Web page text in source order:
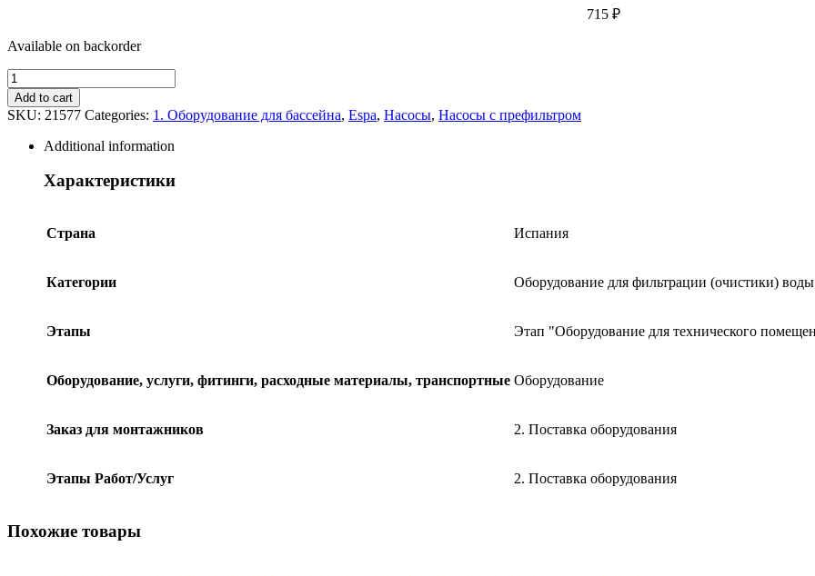
715₽
Available on backorder
Насос
с
префильтром
Espa
SILEN
(11.5м3/
0.9кВт)
Add to cart
SKU: 21577 Categories: 1. Оборудование для бассейна, Espa, Насосы, Насосы с префильтром
Additional information
Характеристики
Страна Испания
Категории Оборудование для фильтрации (очистики) воды
Этапы Этап "Оборудование для технического
Оборудование, услуги, фитинги, расходные материалы, транспортные Оборудование
Заказ для монтажников 2. Поставка оборудования
Этапы Работ/Услуг 2. Поставка оборудования
Похожие товары